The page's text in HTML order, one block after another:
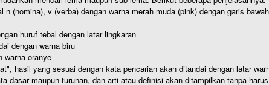
(nomina), v (verba) dengan warna merah muda (pink) dengan garis
huruf tebal dengan latar lingkaran
dengan warna biru
warna oranye
hasil yang sesuai dengan kata pencarian akan ditandai dengan latar
dasar maupun turunan, dan arti atau definisi akan ditampilkan tanpa